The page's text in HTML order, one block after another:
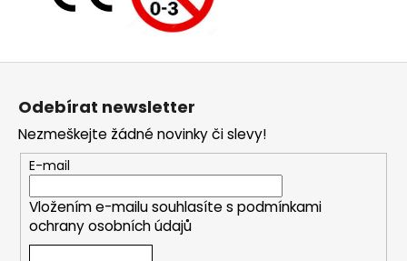
Z
Odebírat newsletter
Nezmeškejte žádné novinky či slevy!
E-mail
Vložením e-mailu souhlasíte s podmínkami
ochrany osobních údajů